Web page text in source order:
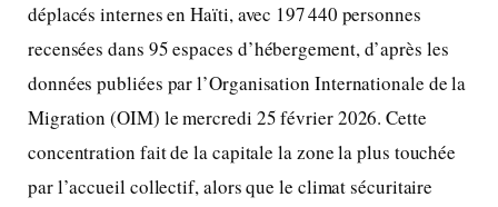
déplacés internes en Haïti, avec 197 440 personnes
recensées dans 95 espaces d’hébergement, d’après les
données publiées par l’Organisation Internationale de la
Migration (OIM) le mercredi 25 février 2026. Cette
concentration fait de la capitale la zone la plus touchée
par l’accueil collectif, alors que le climat sécuritaire